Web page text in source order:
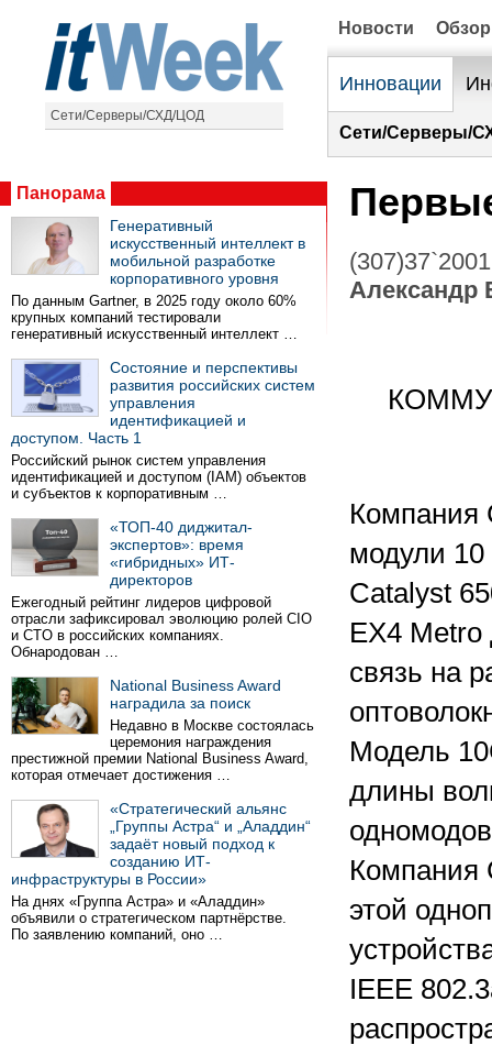
Сети/Серверы/СХД/ЦОД
Новости
Инновации
Сети/Серверы/
Панорама
Генеративный
искусственный интеллект в
мобильной разработке
корпоративного уровня
По данным Gartner, в 2025 году около 60%
крупных компаний тестировали
генеративный искусственный интеллект …
Состояние и перспективы
развития российских систем
управления
идентификацией и
доступом. Часть 1
Российский рынок систем управления
идентификацией и доступом (IAM) объектов
и субъектов к корпоративным …
«ТОП-40 диджитал-
экспертов»: время
«гибридных» ИТ-
директоров
Ежегодный рейтинг лидеров цифровой
отрасли зафиксировал эволюцию ролей CIO
и CTO в российских компаниях.
Обнародован …
National Business Award
наградила за поиск
Недавно в Москве состоялась
церемония награждения
престижной премии National Business Award,
которая отмечает достижения …
«Стратегический альянс
„Группы Астра“ и „Аладдин“
задаёт новый подход к
созданию ИТ-
инфраструктуры в России»
На днях «Группа Астра» и «Аладдин»
объявили о стратегическом партнёрстве.
По заявлению компаний, оно …
(307)37`2001
Александр
Компания
модули 10
Catalyst
EX4
связь на
Модель
длины
Компания
этой
IEEE